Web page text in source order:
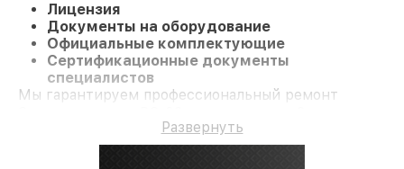
Лицензия
Документы на оборудование
Официальные комплектующие
Сертификационные документы
специалистов
Мы гарантируем профессиональный ремонт
Развернуть